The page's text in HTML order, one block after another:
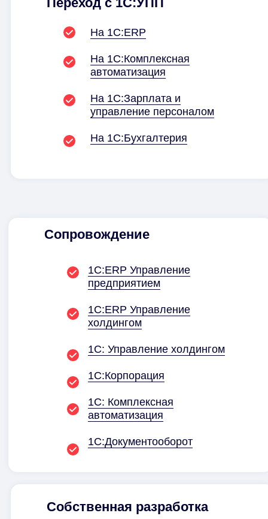
На 1С:ERP
На 1С:Комплексная
автоматизация
На 1С:Зарплата и
управление персоналом
На 1С:Бухгалтерия
Сопровождение
1С:ERP Управление
предприятием
1С:ERP Управление
холдингом
1С: Управление холдингом
1С:Корпорация
1С: Комплексная
автоматизация
1С:Документо­оборот
Собственная разработка